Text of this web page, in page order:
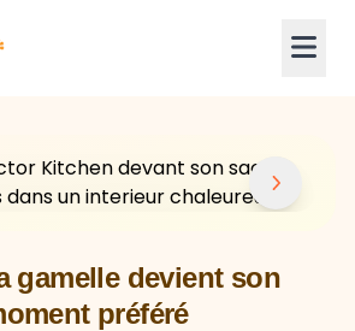
gamelle devient son
préféré